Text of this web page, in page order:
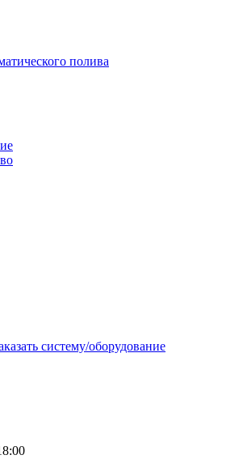
полива
систему/оборудование